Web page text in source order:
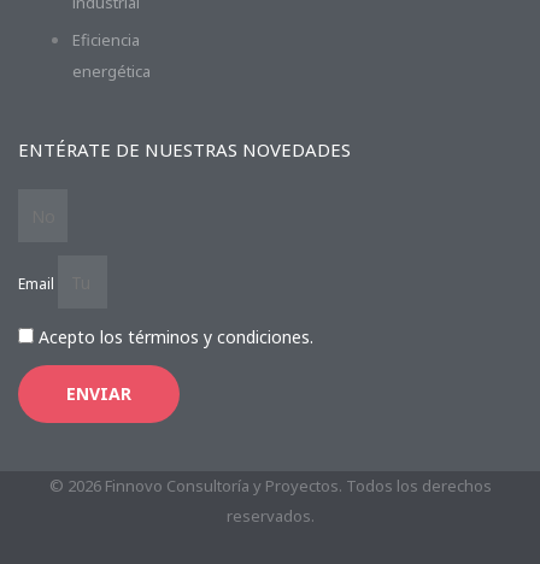
Eficiencia
energética
ENTÉRATE DE NUESTRAS NOVEDADES
Email
Acepto los términos y condiciones.
ENVIAR
© 2026 Finnovo Consultoría y Proyectos. Todos los derechos
reservados.